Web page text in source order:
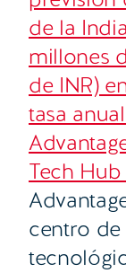
de la
millones
de INR)
tasa
Tech
centro